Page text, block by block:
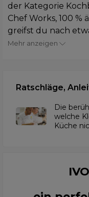
der Kategorie
Chef Works, 100
greifst du nach
Mehr anzeigen
Ratschläge,
Die
welche
Küche